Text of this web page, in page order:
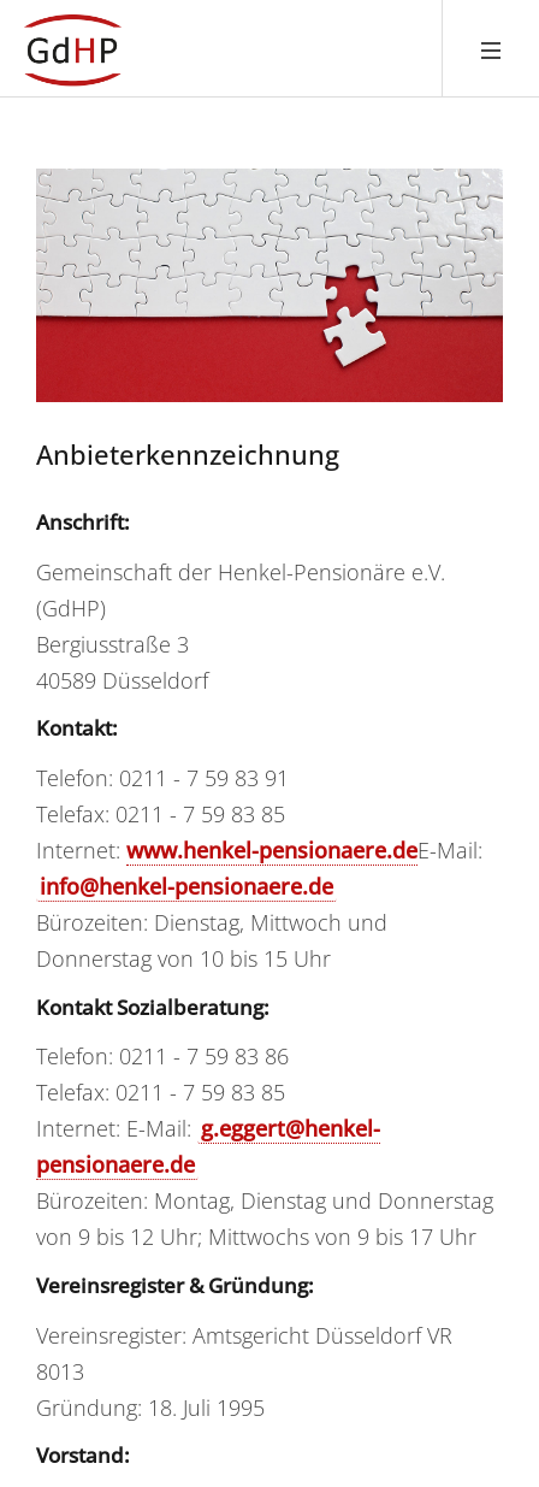
Anbieterkennzeichnung
Anschrift:
Gemeinschaft der Henkel-Pensionäre e.V.
(GdHP)
Bergiusstraße 3
40589 Düsseldorf
Kontakt:
Telefon: 0211 - 7 59 83 91
Telefax: 0211 - 7 59 83 85
Internet: www.henkel-pensionaere.deE-Mail:
info@henkel-pensionaere.de
Bürozeiten: Dienstag, Mittwoch und
Donnerstag von 10 bis 15 Uhr
Kontakt Sozialberatung:
Telefon: 0211 - 7 59 83 86
Telefax: 0211 - 7 59 83 85
Internet: E-Mail: g.eggert@henkel-
pensionaere.de
Bürozeiten: Montag, Dienstag und Donnerstag
von 9 bis 12 Uhr; Mittwochs von 9 bis 17 Uhr
Vereinsregister & Gründung:
Vereinsregister: Amtsgericht Düsseldorf VR
8013
Gründung: 18. Juli 1995
Vorstand: